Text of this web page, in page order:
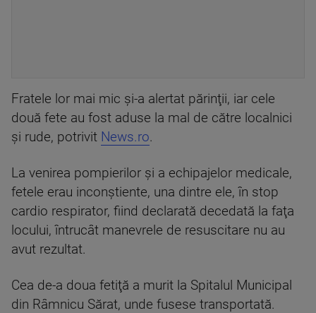
Fratele lor mai mic şi-a alertat părinţii, iar cele
două fete au fost aduse la mal de către localnici
şi rude, potrivit News.ro.
La venirea pompierilor şi a echipajelor medicale,
fetele erau inconştiente, una dintre ele, în stop
cardio respirator, fiind declarată decedată la faţa
locului, întrucât manevrele de resuscitare nu au
avut rezultat.
Cea de-a doua fetiţă a murit la Spitalul Municipal
din Râmnicu Sărat, unde fusese transportată.